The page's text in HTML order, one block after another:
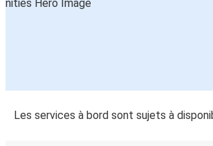
Les services à bord sont sujets à